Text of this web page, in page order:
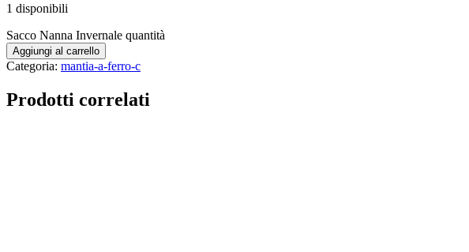
1 disponibili
Sacco Nanna Invernale quantità
Aggiungi al carrello
Categoria: mantia-a-ferro-c
Prodotti correlati